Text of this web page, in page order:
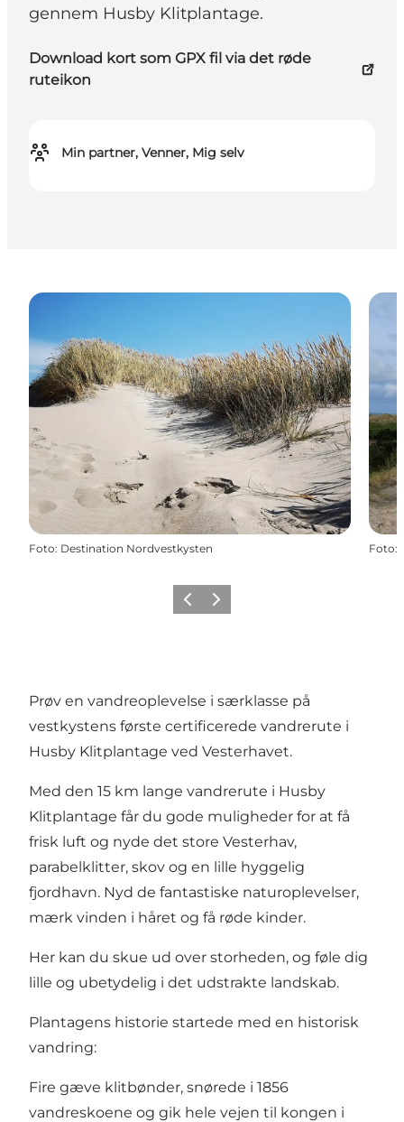
gennem Husby Klitplantage.
Download kort som GPX fil via det røde
ruteikon
Min partner, Venner, Mig selv
Foto: Destination Nordvestkysten Foto:
ForrigeNæste
Prøv en vandreoplevelse i særklasse på
vestkystens første certificerede vandrerute i
Husby Klitplantage ved Vesterhavet.
Med den 15 km lange vandrerute i Husby
Klitplantage får du gode muligheder for at få
frisk luft og nyde det store Vesterhav,
parabelklitter, skov og en lille hyggelig
fjordhavn. Nyd de fantastiske naturoplevelser,
mærk vinden i håret og få røde kinder.
Her kan du skue ud over storheden, og føle dig
lille og ubetydelig i det udstrakte landskab.
Plantagens historie startede med en historisk
vandring:
Fire gæve klitbønder, snørede i 1856
vandreskoene og gik hele vejen til kongen i